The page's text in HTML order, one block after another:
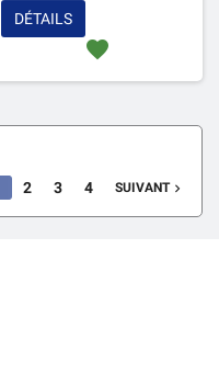
favorite
DÉTAILS
2 3 4 SUIVANT